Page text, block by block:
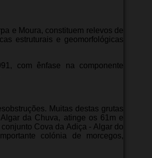
e Moura, constituem relevos de
estruturais e geomorfológicas
com ênfase na componente
Muitas destas grutas
da Chuva, atinge os 61m e
Cova da Adiça - Algar do
colónia de morcegos,